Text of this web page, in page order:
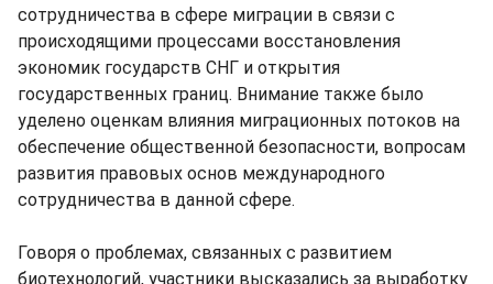
сотрудничества в сфере миграции в связи с
происходящими процессами восстановления
экономик государств СНГ и открытия
государственных границ. Внимание также было
уделено оценкам влияния миграционных потоков на
обеспечение общественной безопасности, вопросам
развития правовых основ международного
сотрудничества в данной сфере.
Говоря о проблемах, связанных с развитием
биотехнологий, участники высказались за выработку